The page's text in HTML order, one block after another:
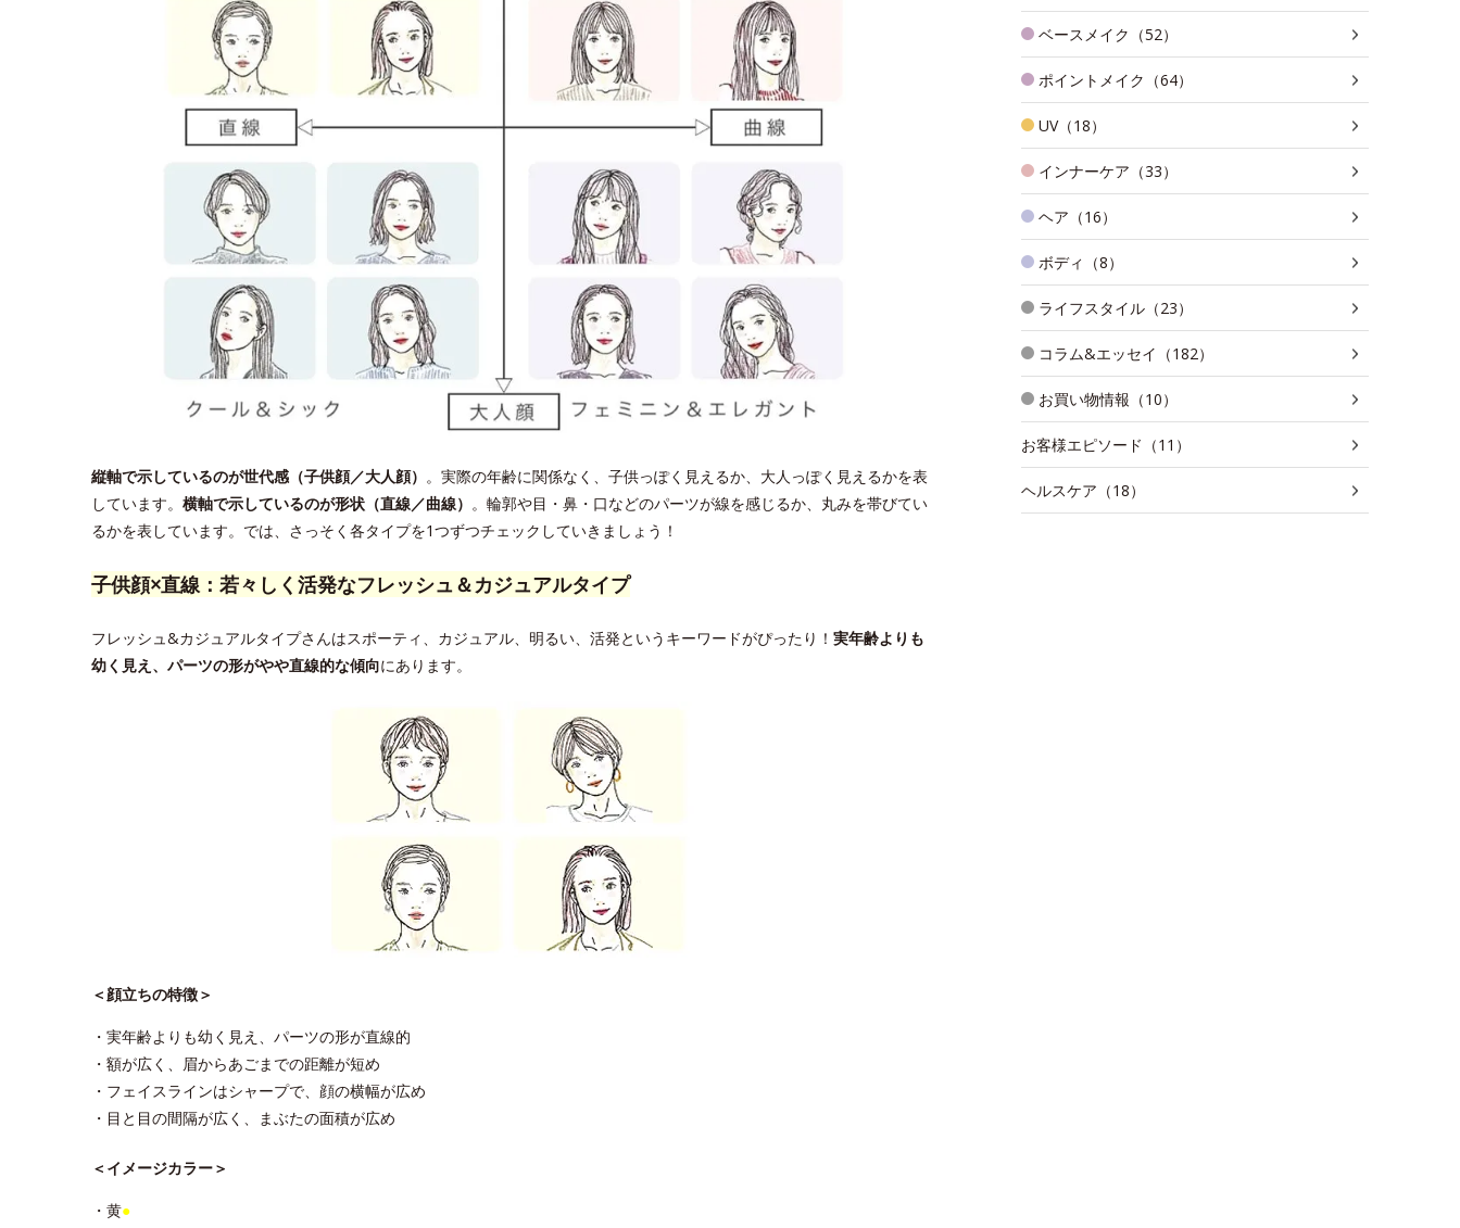
縦軸で示しているのが世代感（子供顔／大人顔） 。実際の年齢に関係なく、子供っぽく見えるか、大人っぽく見えるかを表
しています。 横軸で示しているのが形状（直線／曲線） 。輪郭や目・鼻・口などのパーツが線を感じるか、丸みを帯びてい
るかを表しています。では、さっそく各タイプを1つずつチェックしていきましょう！
子供顔×直線：若々しく活発なフレッシュ＆カジュアルタイプ
フレッシュ&カジュアルタイプさんはスポーティ、カジュアル、明るい、活発というキーワードがぴったり！ 実年齢よりも
幼く見え、パーツの形がやや直線的な傾向にあります。
＜顔立ちの特徴＞
・実年齢よりも幼く見え、パーツの形が直線的
・額が広く、眉からあごまでの距離が短め
・フェイスラインはシャープで、顔の横幅が広め
・目と目の間隔が広く、まぶたの面積が広め
＜イメージカラー＞
・黄●
ベースメイク（52）
ポイントメイク（64）
UV（18）
インナーケア（33）
ヘア（16）
ボディ（8）
ライフスタイル（23）
コラム&エッセイ（182）
お買い物情報（10）
お客様エピソード（11）
ヘルスケア（18）